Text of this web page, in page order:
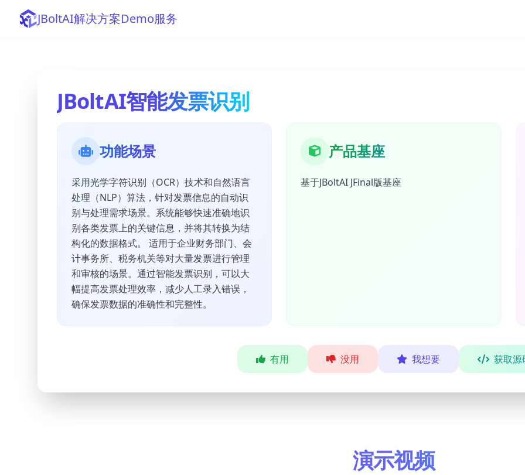
JBoltAI解决方案Demo服务
JBoltAI智能发票识别
功能场景
采用光学字符识别（OCR）技术和自然语言
处理（NLP）算法，针对发票信息的自动识
别与处理需求场景。系统能够快速准确地识
别各类发票上的关键信息，并将其转换为结
构化的数据格式。 适用于企业财务部门、会
计事务所、税务机关等对大量发票进行管理
和审核的场景。通过智能发票识别，可以大
幅提高发票处理效率，减少人工录入错误，
确保发票数据的准确性和完整性。
产品基座
基于JBoltAI JFinal版基座
有用 没用 我想要 获取源
演示视频